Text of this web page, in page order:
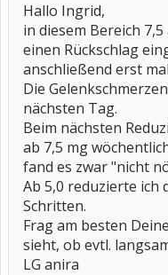
Hallo Ingrid,
in diesem Bereich
einen Rückschlag
anschließend erst
Die
nächsten Tag.
Beim nächsten
ab 7,5 mg
fand es zwar "nicht
Ab 5,0 reduzierte ich
Schritten.
Frag am besten
sieht, ob evtl.
LG anira